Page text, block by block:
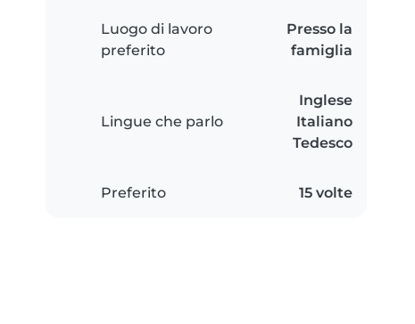
Luogo di lavoro
preferito
Presso la
famiglia
Lingue che parlo
Inglese
Italiano
Tedesco
Preferito 15 volte